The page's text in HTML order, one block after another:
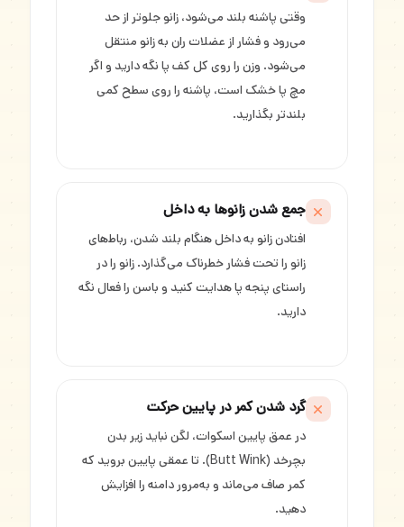
وقتی پاشنه بلند می‌شود، زانو جلوتر از حد
می‌رود و فشار از عضلات ران به زانو منتقل
می‌شود. وزن را روی کل کف پا نگه دارید و اگر
مچ پا خشک است، پاشنه را روی سطح کمی
بلندتر بگذارید.
جمع شدن زانوها به داخل
افتادن زانو به داخل هنگام بلند شدن، رباط‌های
زانو را تحت فشار خطرناک می‌گذارد. زانو را در
راستای پنجه پا هدایت کنید و باسن را فعال نگه
دارید.
گرد شدن کمر در پایین حرکت
در عمق پایین اسکوات، لگن نباید زیر بدن
بچرخد (Butt Wink). تا عمقی پایین بروید که
کمر صاف می‌ماند و به‌مرور دامنه را افزایش
دهید.